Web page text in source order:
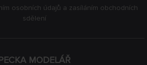
osobních údajů a zasíláním obchodních
sdělení
MODELÁŘ